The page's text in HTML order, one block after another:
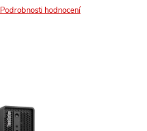
Podrobnosti hodnocení